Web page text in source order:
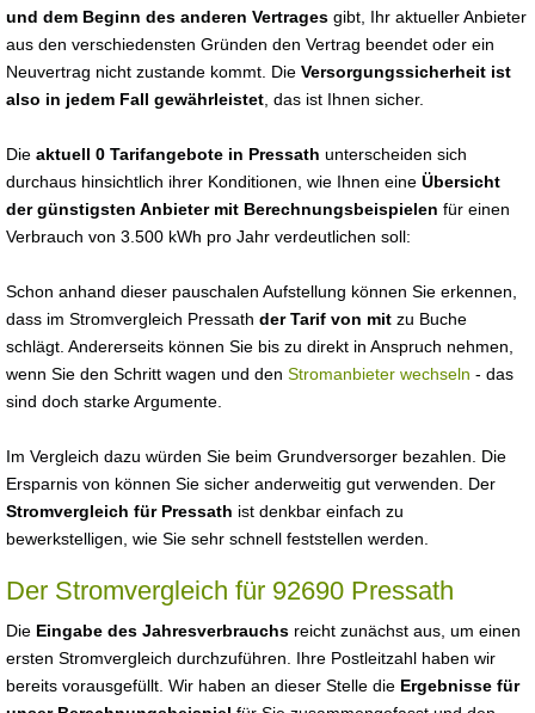
und dem Beginn des anderen Vertrages gibt, Ihr aktueller Anbieter
aus den verschiedensten Gründen den Vertrag beendet oder ein
Neuvertrag nicht zustande kommt. Die Versorgungssicherheit ist
also in jedem Fall gewährleistet , das ist Ihnen sicher.
Die aktuell 0 Tarifangebote in Pressath unterscheiden sich
durchaus hinsichtlich ihrer Konditionen, wie Ihnen eine Übersicht
der günstigsten Anbieter mit Berechnungsbeispielen für einen
Verbrauch von 3.500 kWh pro Jahr verdeutlichen soll:
Schon anhand dieser pauschalen Aufstellung können Sie erkennen,
dass im Stromvergleich Pressath der Tarif von mit zu Buche
schlägt. Andererseits können Sie bis zu direkt in Anspruch nehmen,
wenn Sie den Schritt wagen und den Stromanbieter wechseln - das
sind doch starke Argumente.
Im Vergleich dazu würden Sie beim Grundversorger bezahlen. Die
Ersparnis von können Sie sicher anderweitig gut verwenden. Der
Stromvergleich für Pressath ist denkbar einfach zu
bewerkstelligen, wie Sie sehr schnell feststellen werden.
Der Stromvergleich für 92690 Pressath
Die Eingabe des Jahresverbrauchs reicht zunächst aus, um einen
ersten Stromvergleich durchzuführen. Ihre Postleitzahl haben wir
bereits vorausgefüllt. Wir haben an dieser Stelle die Ergebnisse für